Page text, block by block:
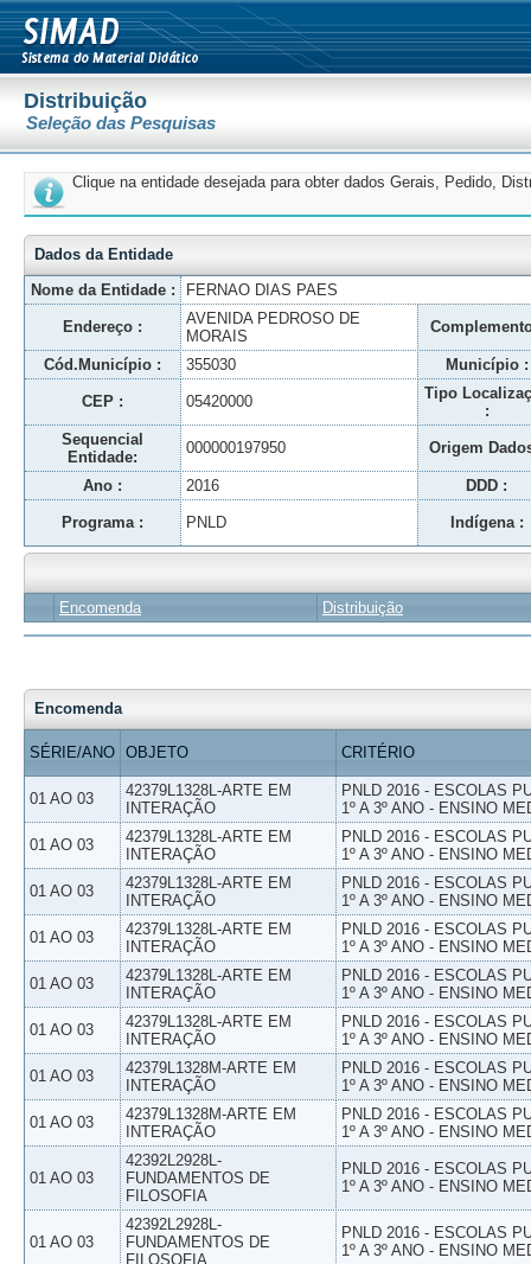
Distribuição
Seleção das Pesquisas
Clique na entidade desejada para obter dados Gerais, Pedido,
Dados da Entidade
Nome da Entidade :
FERNAO DIAS PAES
Endereço :
AVENIDA PEDROSO DE
MORAIS
Cód.Município : 355030 Município :
CEP : 05420000
Tipo
:
Sequencial
Entidade:
000000197950 Origem
Ano : 2016 DDD :
Programa : PNLD Indígena :
Encomenda Distribuição
Encomenda
SÉRIE/ANO OBJETO CRITÉRIO
01 AO 03
42379L1328L-ARTE EM
INTERAÇÃO
PNLD 2016 - ESCOLAS
1º A 3º ANO - ENSINO
01 AO 03
42379L1328L-ARTE EM
INTERAÇÃO
PNLD 2016 - ESCOLAS
1º A 3º ANO - ENSINO
01 AO 03
42379L1328L-ARTE EM
INTERAÇÃO
PNLD 2016 - ESCOLAS
1º A 3º ANO - ENSINO
01 AO 03
42379L1328L-ARTE EM
INTERAÇÃO
PNLD 2016 - ESCOLAS
1º A 3º ANO - ENSINO
01 AO 03
42379L1328L-ARTE EM
INTERAÇÃO
PNLD 2016 - ESCOLAS
1º A 3º ANO - ENSINO
01 AO 03
42379L1328L-ARTE EM
INTERAÇÃO
PNLD 2016 - ESCOLAS
1º A 3º ANO - ENSINO
01 AO 03
42379L1328M-ARTE EM
INTERAÇÃO
PNLD 2016 - ESCOLAS
1º A 3º ANO - ENSINO
01 AO 03
42379L1328M-ARTE EM
INTERAÇÃO
PNLD 2016 - ESCOLAS
1º A 3º ANO - ENSINO
01 AO 03
42392L2928L-
FUNDAMENTOS DE
FILOSOFIA
PNLD 2016 - ESCOLAS
1º A 3º ANO - ENSINO
01 AO 03
42392L2928L-
FUNDAMENTOS DE
FILOSOFIA
PNLD 2016 - ESCOLAS
1º A 3º ANO - ENSINO